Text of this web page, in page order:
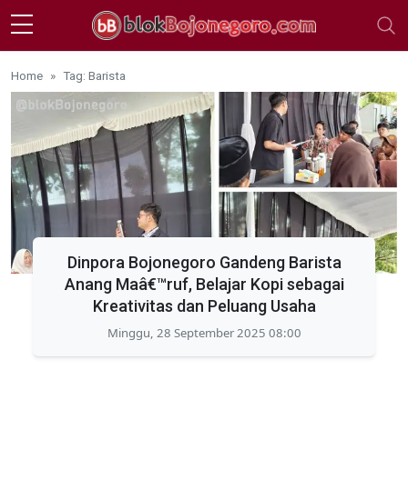
Skip to main content
Home Tag: Barista
Dinpora Bojonegoro Gandeng Barista
Anang Maâ€™ruf, Belajar Kopi sebagai
Kreativitas dan Peluang Usaha
Minggu, 28 September 2025 08:00